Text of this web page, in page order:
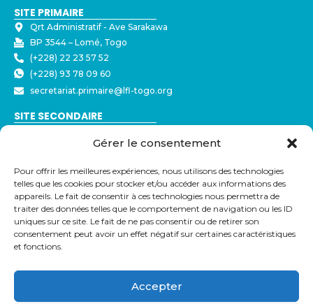
Gérer le consentement
Pour offrir les meilleures expériences, nous utilisons des technologies
telles que les cookies pour stocker et/ou accéder aux informations des
appareils. Le fait de consentir à ces technologies nous permettra de
traiter des données telles que le comportement de navigation ou les ID
uniques sur ce site. Le fait de ne pas consentir ou de retirer son
consentement peut avoir un effet négatif sur certaines caractéristiques
et fonctions.
Accepter
SITE PRIMAIRE
Qrt Administratif - ⁠Ave Sarakawa
BP 3544 – Lomé, Togo
(+228) 22 23 57 52
(+228) 93 78 09 60
secretariat.primaire@lfl-togo.org
SITE SECONDAIRE
BP 3544 – Lomé, Togo
(+228) 79 32 72 43
secretariat@lfl-togo.org
LIENS UTILES
Eduka
Pronote